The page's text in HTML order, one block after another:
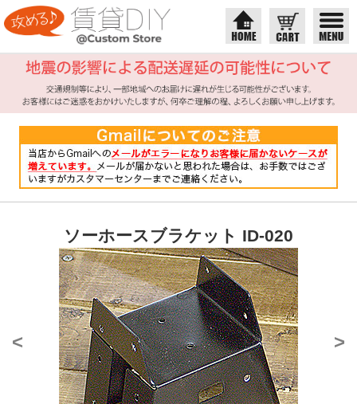
ソーホースブラケット ID-020
< >